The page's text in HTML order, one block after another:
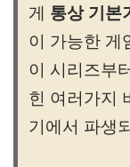
게 통상 기본
이 가능한 게
이 시리즈부
힌 여러가지
기에서 파생